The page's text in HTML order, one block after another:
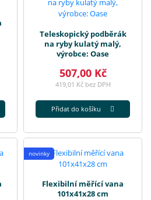
Teleskopický podběrák
na ryby kulatý malý,
výrobce: Oase
507,00 Kč
419,01 Kč bez DPH
Přidat do košíku
novinky
Flexibilní měřící vana
101x41x28 cm